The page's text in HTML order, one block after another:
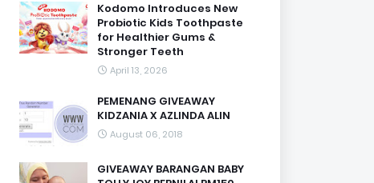
Kodomo Introduces New
Probiotic Kids Toothpaste
for Healthier Gums &
Stronger Teeth
April 13, 2026
PEMENANG GIVEAWAY
KIDZANIA X AZLINDA ALIN
August 06, 2018
GIVEAWAY BARANGAN BABY